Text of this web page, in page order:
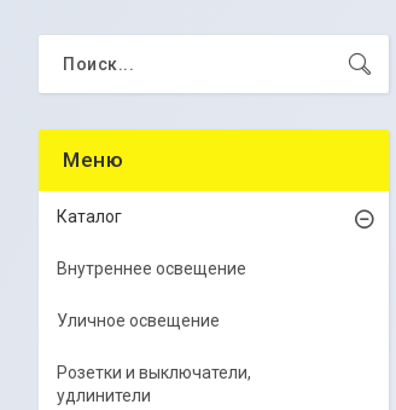
Каталог
Внутреннее освещение
Уличное освещение
Розетки и выключатели,
удлинители